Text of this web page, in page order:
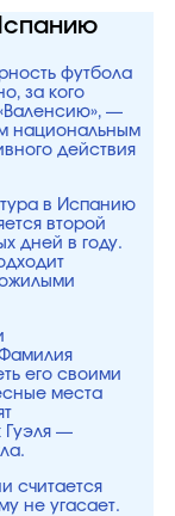
футбола
за кого
—
национальным
действия
в Испанию
второй
дней в году.
его своими
места
Гуэля —
считается
не угасает.